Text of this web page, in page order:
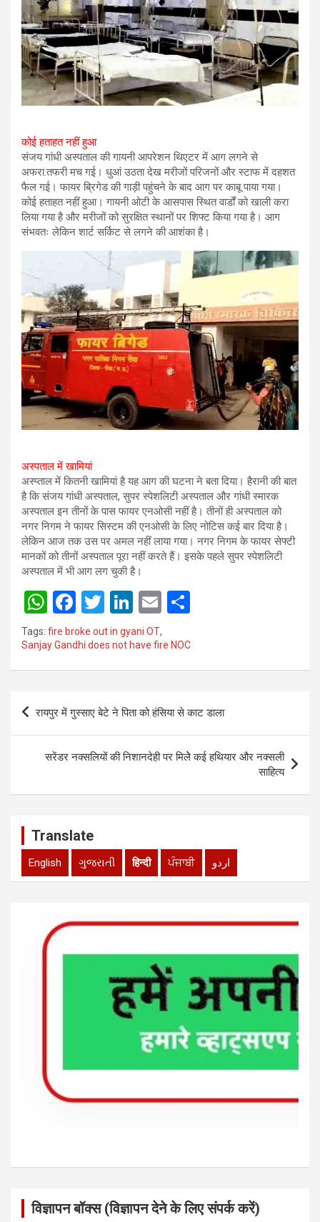
कोई हताहत नहीं हुआ
संजय गांधी अस्पताल की गायनी आपरेशन थिएटर में आग लगने से
अफरा.तफरी मच गई। धुआं उठता देख मरीजों परिजनों और स्टाफ में दहशत
फैल गई। फायर ब्रिगेड की गाड़ी पहुंचने के बाद आग पर काबू पाया गया।
कोई हताहत नहीं हुआ। गायनी ओटी के आसपास स्थित वार्डों को खाली करा
लिया गया है और मरीजों को सुरक्षित स्थानों पर शिफ्ट किया गया है। आग
संभवतः लेकिन शार्ट सर्किट से लगने की आशंका है।
अस्पताल में खामियां
अस्प्ताल में कितनी खामियां है यह आग की घटना ने बता दिया। हैरानी की बात
है कि संजय गांधी अस्पताल, सुपर स्पेशलिटी अस्पताल और गांधी स्मारक
अस्पताल इन तीनों के पास फायर एनओसी नहीं है। तीनों ही अस्पताल को
नगर निगम ने फायर सिस्टम की एनओसी के लिए नोटिस कई बार दिया है।
लेकिन आज तक उस पर अमल नहीं लाया गया। नगर निगम के फायर सेफ्टी
मानकों को तीनों अस्पताल पूरा नहीं करते हैं। इसके पहले सुपर स्पेशलिटी
अस्पताल में भी आग लग चुकी है।
W
h
at
s
p
p
F
a
ce
b
o
k
T
wi
tt
er
Li
n
ke
dI
E
ail ar
e
Tags: fire broke out in gyani OT,
Sanjay Gandhi does not have fire NOC
Post
navigation
रायपुर में गुस्साए बेटे ने पिता को हंसिया से काट डाला
सरेंडर नक्सलियों की निशानदेही पर मिलेे कई हथियार और नक्सली
साहित्य
Translate
English ગુજરાતી हिन्दी ਪੰਜਾਬੀ اردو
विज्ञापन बॉक्स (विज्ञापन देने के लिए संपर्क करें)